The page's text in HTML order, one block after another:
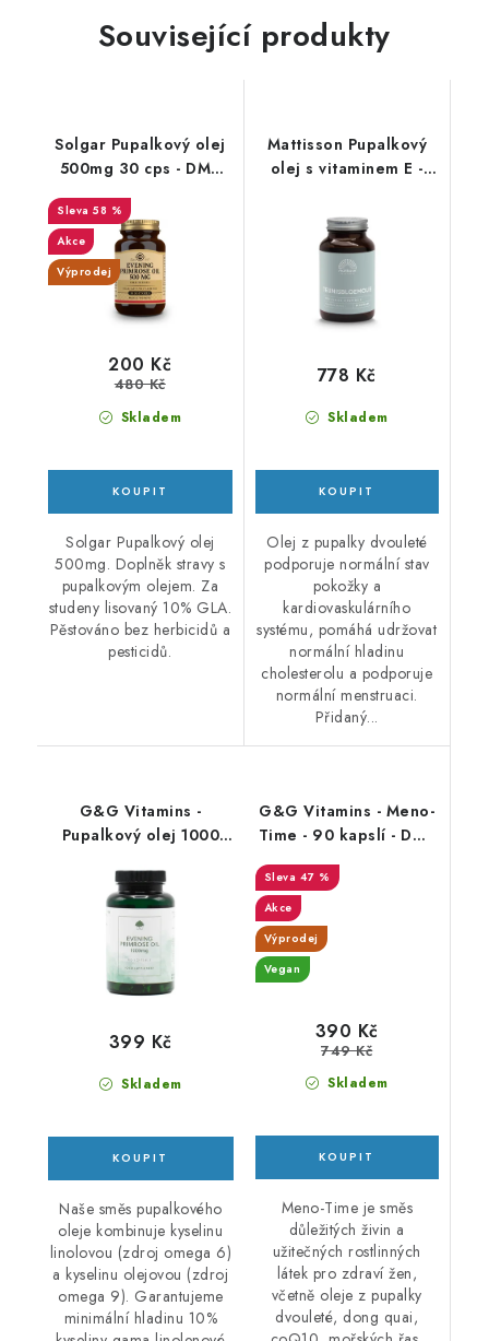
Související produkty
Solgar Pupalkový olej
500mg 30 cps - DMS
1/26
58 %
Akce
Výprodej
Skladem
200 Kč
480 Kč
Solgar Pupalkový olej
500mg. Doplněk stravy s
pupalkovým olejem. Za
studeny lisovaný 10% GLA.
Pěstováno bez herbicidů a
pesticidů.
Mattisson Pupalkový
olej s vitaminem E -
Skladem
778 Kč
Olej z pupalky dvouleté
podporuje normální stav
pokožky a
kardiovaskulárního
systému, pomáhá udržovat
normální hladinu
cholesterolu a podporuje
normální menstruaci.
Přidaný...
G&G Vitamins -
Pupalkový olej 1000
Skladem
399 Kč
Naše směs pupalkového
oleje kombinuje kyselinu
linolovou (zdroj omega 6)
a kyselinu olejovou (zdroj
omega 9). Garantujeme
minimální hladinu 10%
G&G Vitamins - Meno-
Time - 90 kapslí - DMS
47 %
Akce
Výprodej
Vegan
Skladem
390 Kč
749 Kč
Meno-Time je směs
důležitých živin a
užitečných rostlinných
látek pro zdraví žen,
včetně oleje z pupalky
dvouleté, dong quai,